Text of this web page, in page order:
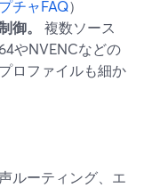
チャFAQ）
御。
複数ソース
やNVENCなどの
ロファイルも細か
ルーティング、エ